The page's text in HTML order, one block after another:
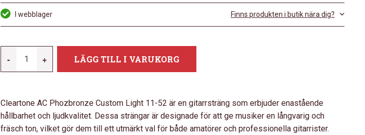
I webblager Finns produkten i butik nära dig?
-
C.LIGHT
11-
52
+ LÄGG TILL I VARUKORG
Cleartone AC Phozbronze Custom Light 11-52 är en gitarrsträng som erbjuder enastående
hållbarhet och ljudkvalitet. Dessa strängar är designade för att ge musiker en långvarig och
fräsch ton, vilket gör dem till ett utmärkt val för både amatörer och professionella gitarrister.